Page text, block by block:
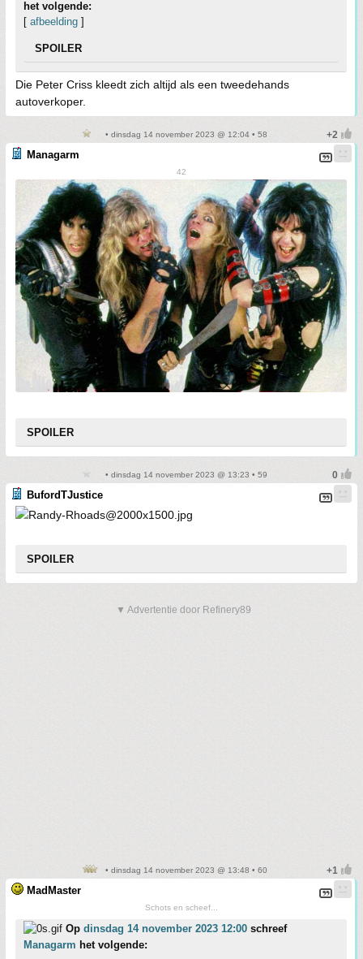
het volgende:
[ afbeelding ]
SPOILER
Die Peter Criss kleedt zich altijd als een tweedehands
autoverkoper.
• dinsdag 14 november 2023 @ 12:04 • 58
Managarm
42
SPOILER
• dinsdag 14 november 2023 @ 13:23 • 59
BufordTJustice
SPOILER
▼ Advertentie door Refinery89
• dinsdag 14 november 2023 @ 13:48 • 60
MadMaster
Schots en scheef...
Op dinsdag 14 november 2023 12:00 schreef
Managarm het volgende: